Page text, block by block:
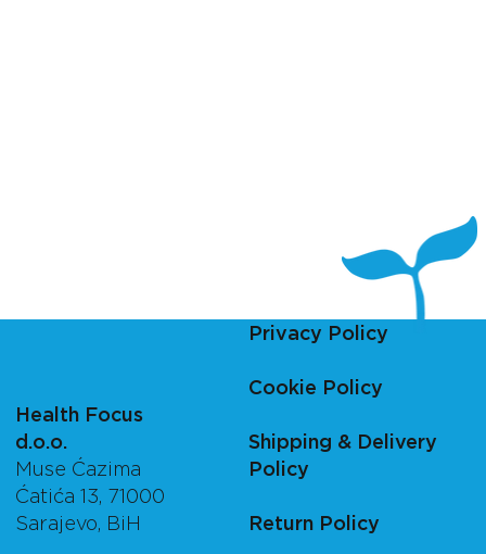
Health Focus
d.o.o.
Muse Ćazima
Ćatića 13, 71000
Sarajevo, BiH
Privacy Policy
Cookie Policy
Shipping & Delivery
Policy
Return Policy